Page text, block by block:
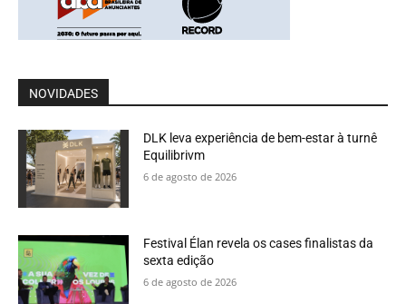
NOVIDADES
DLK leva experiência de bem-estar à turnê
Equilibrivm
6 de agosto de 2026
Festival Élan revela os cases finalistas da
sexta edição
6 de agosto de 2026